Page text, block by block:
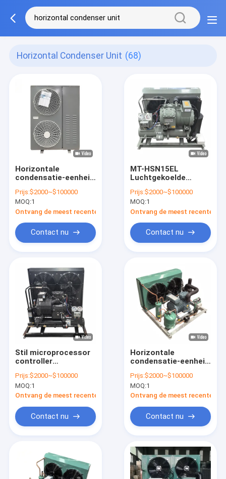
Horizontal Condenser Unit (68)
Horizontale
condensatie-eenheid
spanning en
frequentie
Prijs:$2000~$100000
MOQ:1
Ontvang de meest recente Prijs
Contact nu
MT-HSN15EL
Luchtgekoelde
condensatie-eenheid
met CAREL-
controller en HIGHLY
rotor
invertercompressor
Prijs:$2000~$100000
MOQ:1
Ontvang de meest recente
Contact nu
Stil microprocessor
controller
condensatie-eenheid
met 60Hz ventilator /
compressor
Prijs:$2000~$100000
MOQ:1
Ontvang de meest recente Prijs
Contact nu
Horizontale
condensatie-eenheid
condensatie-
eenheden voor een
optimaal
koelefficiënt
Prijs:$2000~$100000
MOQ:1
Ontvang de meest recente
Contact nu